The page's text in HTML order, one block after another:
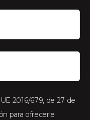
2016/679, de 27 de
para ofrecerle